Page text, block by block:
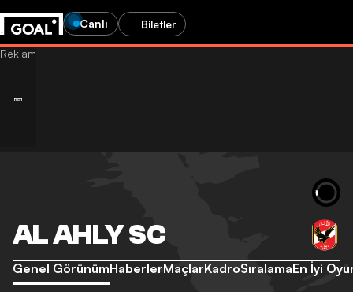
Canlı Biletler
AL AHLY SC
Genel GörünümHaberlerMaçlarKadroSıralamaEn İyi